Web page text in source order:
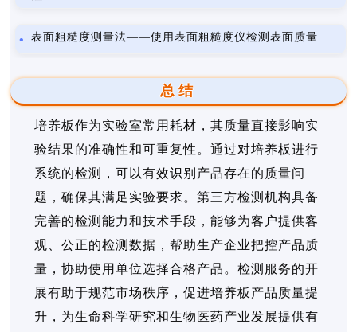
表面粗糙度测量法——使用表面粗糙度仪检测表面质量
总结
培养板作为实验室常用耗材，其质量直接影响实
验结果的准确性和可重复性。通过对培养板进行
系统的检测，可以有效识别产品存在的质量问
题，确保其满足实验要求。第三方检测机构具备
完善的检测能力和技术手段，能够为客户提供客
观、公正的检测数据，帮助生产企业把控产品质
量，协助使用单位选择合格产品。检测服务的开
展有助于规范市场秩序，促进培养板产品质量提
升，为生命科学研究和生物医药产业发展提供有